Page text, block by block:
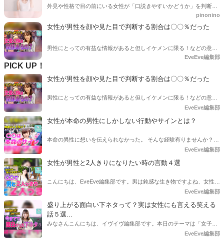
外見や性格で目の前にいる女性が「口説きやすいかどうか」を判断で
きたらいいですよね。今回は、口説きやすい女性の特徴も紹介しま
す。この記事を読んで、ぜひ彼女作りの参考にしてくださいね。
pinonino
女性が男性を顔や見た目で判断する割合は〇〇％だった
男性にとっての有益な情報があると但しイケメンに限る！などの意見
がちらほらありましたので、ぶっちゃけどれくらいの割合で顔を男性
EveEve編集部
PICK UP！
女性が男性を顔や見た目で判断する割合は〇〇％だった
男性にとっての有益な情報があると但しイケメンに限る！などの意見
がちらほらありましたので、ぶっちゃけどれくらいの割合で顔を男性
の評価しているのか渋谷の女性に正直に答えてもらいました。
EveEve編集部
女性が本命の男性にしかしない行動やサインとは？
本命の異性に想いを伝えられなかった。 そんな経験有りませんか？
本命の相手に中々素直に気持ちを伝えられないのは女性も一緒です。
むしろ女性のほうが気持ちを伝えられない事が遥かに多いです。 しか
し、伝えられてないのではなくあなたが見逃しているかもしれませ
うなものがあるのかを渋谷の美女に調査してきました！
EveEve編集部
女性が男性と2人きりになりたい時の言動４選
こんにちは、EveEve編集部です。男は鈍感な生き物ですよね、女性の
方が恋愛に関してはセンシティブというかいつでもアンテナを立てて
いるイメージが筆者はあります。女性が本当は二人きりになりたい、
そんなアピールをしていたのに男性側が気づいてあげられなかったな
んてこと勿体無いと思いませんか？なので今回は「二人きりになりた
EveEve編集部
盛り上がる面白い下ネタって？実は女性にも言える笑える
話５選...
みなさんこんにちは、イヴイヴ編集部です。本日のテーマは「女子に
言える下ネタ」です。わたし的に女子と話していて盛り上がる話題っ
EveEve編集部